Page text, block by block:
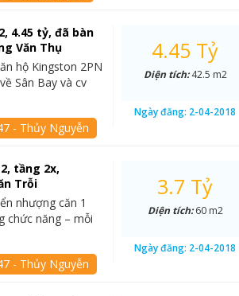
4.45 tỷ, đã bàn
Văn Thụ
hộ Kingston 2PN
Sân Bay và cv
- Thủy Nguyễn
4.45 Tỷ
Diện tích:42.5 m2
Ngày đăng: 2-04-2018
tầng 2x,
Trỗi
nhượng căn 1
chức năng – mỗi
- Thủy Nguyễn
3.7 Tỷ
Diện tích:60 m2
Ngày đăng: 2-04-2018